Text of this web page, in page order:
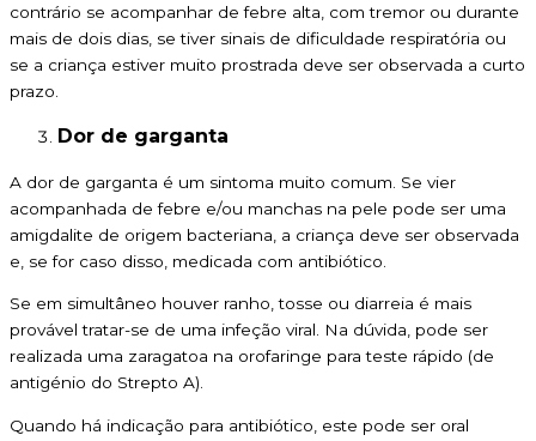
contrário se acompanhar de febre alta, com tremor ou durante
mais de dois dias, se tiver sinais de dificuldade respiratória ou
se a criança estiver muito prostrada deve ser observada a curto
prazo.
Dor de garganta
A dor de garganta é um sintoma muito comum. Se vier
acompanhada de febre e/ou manchas na pele pode ser uma
amigdalite de origem bacteriana, a criança deve ser observada
e, se for caso disso, medicada com antibiótico.
Se em simultâneo houver ranho, tosse ou diarreia é mais
provável tratar-se de uma infeção viral. Na dúvida, pode ser
realizada uma zaragatoa na orofaringe para teste rápido (de
antigénio do Strepto A).
Quando há indicação para antibiótico, este pode ser oral